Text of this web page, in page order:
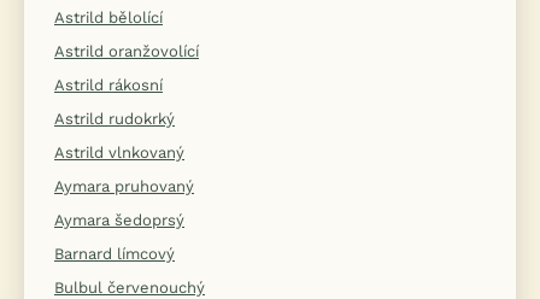
Astrild bělolící
Astrild oranžovolící
Astrild rákosní
Astrild rudokrký
Astrild vlnkovaný
Aymara pruhovaný
Aymara šedoprsý
Barnard límcový
Bulbul červenouchý